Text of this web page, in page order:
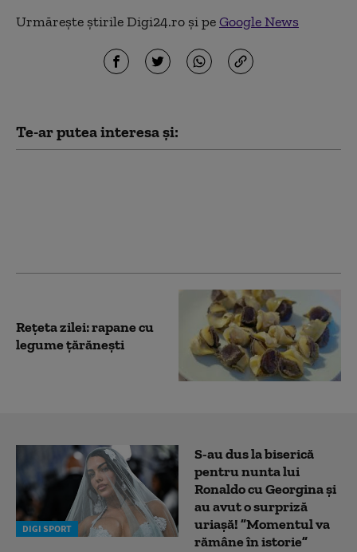
Urmărește știrile Digi24.ro și peGoogle News
Te-ar putea interesa și:
Reţeta zilei: rapane cu
legume ţărăneşti
DIGI SPORT
S-au dus la biserică
pentru nunta lui
Ronaldo cu Georgina și
au avut o surpriză
uriașă! ”Momentul va
rămâne în istorie”